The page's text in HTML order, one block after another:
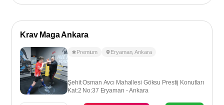
Krav Maga Ankara
Premium Eryaman,Ankara
Şehit Osman Avcı Mahallesi Göksu Prestij Konutları
Kat:2 No:37 Eryaman - Ankara